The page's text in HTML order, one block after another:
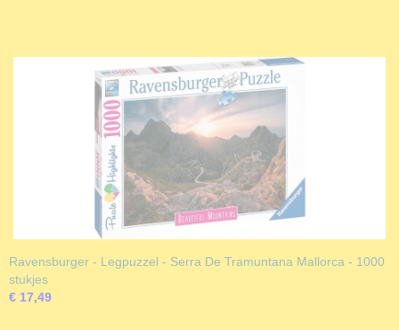
Ravensburger - Legpuzzel - Serra De Tramuntana Mallorca - 1000
stukjes
€ 17,49